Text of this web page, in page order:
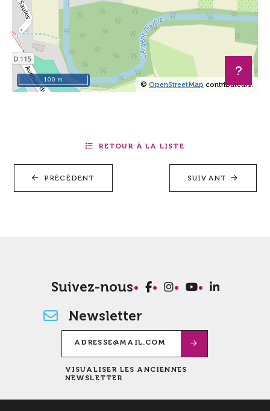
© OpenStreetMap contributeurs.
100 m
PRÉCÉDENT
RETOUR À LA LISTE
SUIVANT
Suivez-nous
Newsletter
VISUALISER LES ANCIENNES
NEWSLETTER